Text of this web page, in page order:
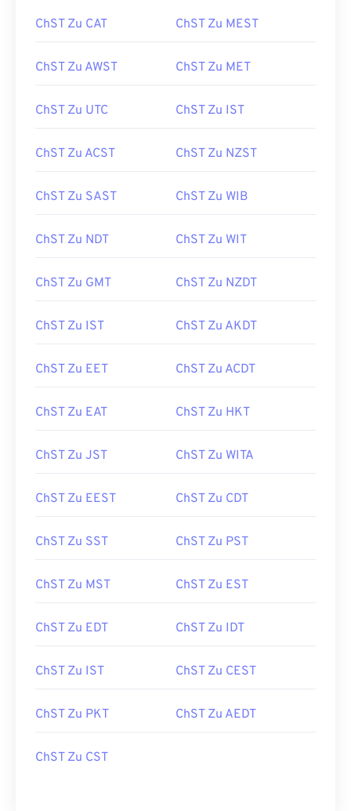
ChST Zu CAT ChST Zu MEST
ChST Zu AWST ChST Zu MET
ChST Zu UTC ChST Zu IST
ChST Zu ACST ChST Zu NZST
ChST Zu SAST ChST Zu WIB
ChST Zu NDT ChST Zu WIT
ChST Zu GMT ChST Zu NZDT
ChST Zu IST ChST Zu AKDT
ChST Zu EET ChST Zu ACDT
ChST Zu EAT ChST Zu HKT
ChST Zu JST ChST Zu WITA
ChST Zu EEST ChST Zu CDT
ChST Zu SST ChST Zu PST
ChST Zu MST ChST Zu EST
ChST Zu EDT ChST Zu IDT
ChST Zu IST ChST Zu CEST
ChST Zu PKT ChST Zu AEDT
ChST Zu CST